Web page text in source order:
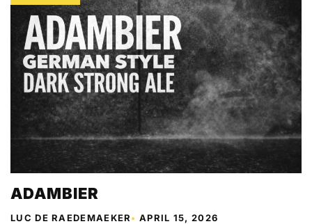
ADAMBIER
LUC DE RAEDEMAEKER•APRIL 15, 2026